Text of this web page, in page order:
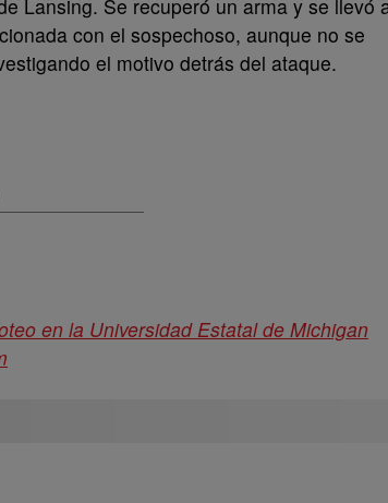
Lansing. Se recuperó un arma y se llevó
con el sospechoso, aunque no se
el motivo detrás del ataque.
en la Universidad Estatal de Michigan